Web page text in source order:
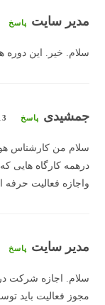
مدیر سایت پاسخ
سلام. خیر. این
جمشیدی پاسخ 13
سلام من کارشناس
درهمه کارگاه هایی
واجازه فعالیت
مدیر سایت پاسخ
سلام. اجازه شرکت در
مجوز فعالیت باید